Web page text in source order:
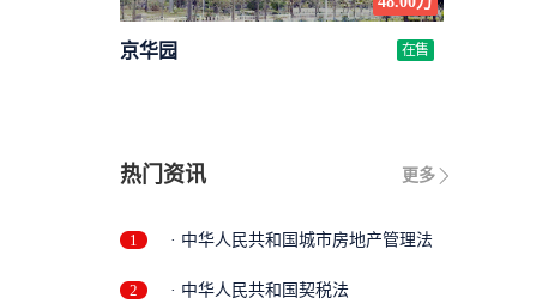
京华园 在售
更多
热门资讯
1 · 中华人民共和国城市房地产管理法
2 · 中华人民共和国契税法